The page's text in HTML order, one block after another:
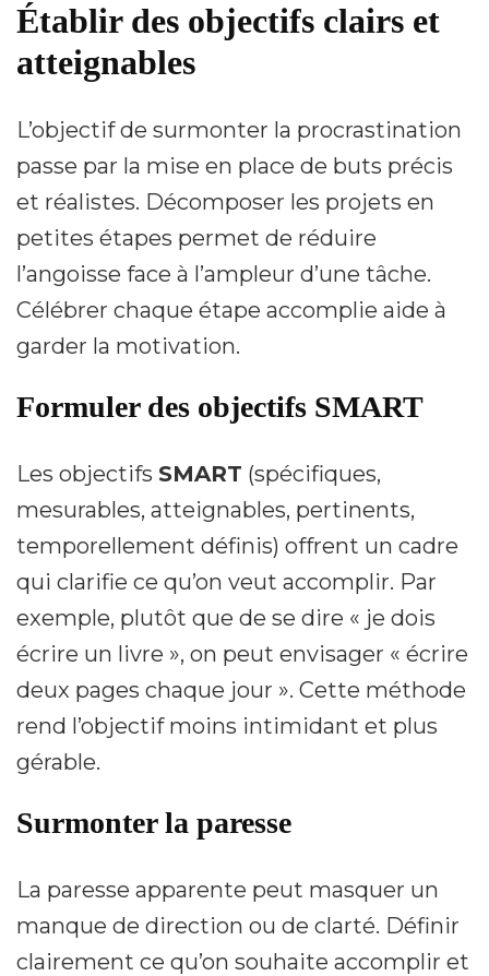
Établir des objectifs clairs et
atteignables
L’objectif de surmonter la procrastination
passe par la mise en place de buts précis
et réalistes. Décomposer les projets en
petites étapes permet de réduire
l’angoisse face à l’ampleur d’une tâche.
Célébrer chaque étape accomplie aide à
garder la motivation.
Formuler des objectifs SMART
Les objectifs SMART (spécifiques,
mesurables, atteignables, pertinents,
temporellement définis) offrent un cadre
qui clarifie ce qu’on veut accomplir. Par
exemple, plutôt que de se dire « je dois
écrire un livre », on peut envisager « écrire
deux pages chaque jour ». Cette méthode
rend l’objectif moins intimidant et plus
gérable.
Surmonter la paresse
La paresse apparente peut masquer un
manque de direction ou de clarté. Définir
clairement ce qu’on souhaite accomplir et